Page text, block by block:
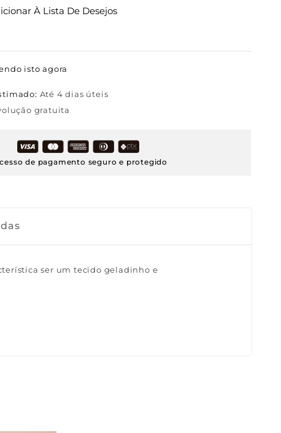
À Lista De Desejos
isto agora
Até 4 dias úteis
gratuita
de pagamento seguro e protegido
ser um tecido geladinho e